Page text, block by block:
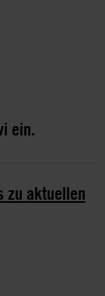
ein.
zu aktuellen